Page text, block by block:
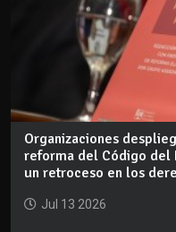
Organizaciones
reforma del Código del
un retroceso en los
Jul 13 2026